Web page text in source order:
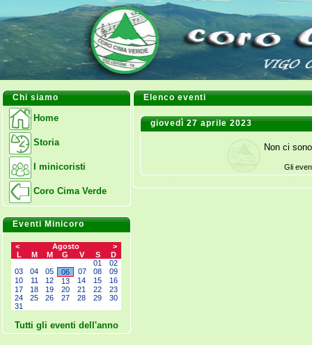
Chi siamo
Home
Storia
I minicoristi
Coro Cima Verde
Eventi Minicoro
< Agosto
>
L
M M G V S
D
01
02
03
04 05 06 07 08
09
10
11 12 13 14 15
16
17
18 19 20 21 22
23
24
25 26 27 28 29
30
31
Tutti gli eventi dell'anno
Elenco eventi
giovedì 27 aprile 2023
Non ci
Gli